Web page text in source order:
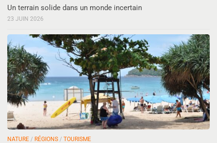
Un terrain solide dans un monde incertain
23 JUIN 2026
NATURE / RÉGIONS / TOURISME